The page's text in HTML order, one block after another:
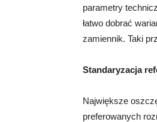
parametry
łatwo dobrać
zamiennik. Taki
Standaryzacja
Największe
preferowanych